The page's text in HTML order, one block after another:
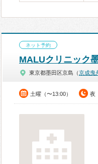
ネット予約
MALUクリニック
東京都墨田区京島（京成曳
土曜（〜13:00） 夜